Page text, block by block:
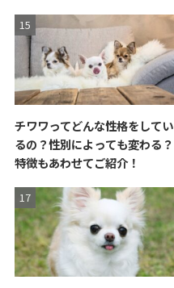
チワワってどんな性格をしてい
るの？性別によっても変わる？
特徴もあわせてご紹介！